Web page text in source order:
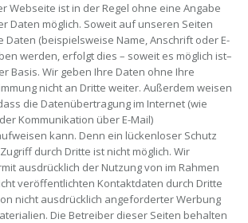
Webseite ist in der Regel ohne eine Angabe
Daten möglich. Soweit auf unseren Seiten
(beispielsweise Name, Anschrift oder E-
werden, erfolgt dies – soweit es möglich ist–
Basis. Wir geben Ihre Daten ohne Ihre
nicht an Dritte weiter. Außerdem weisen
die Datenübertragung im Internet (wie
Kommunikation über E-Mail)
kann. Denn ein lückenloser Schutz
durch Dritte ist nicht möglich. Wir
ausdrücklich der Nutzung von im Rahmen
veröffentlichten Kontaktdaten durch Dritte
nicht ausdrücklich angeforderter Werbung
Die Betreiber dieser Seiten behalten